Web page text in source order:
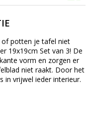
of potten je tafel niet
19x19cm Set van 3! De
vorm en zorgen er
niet raakt. Door het
in vrijwel ieder interieur.